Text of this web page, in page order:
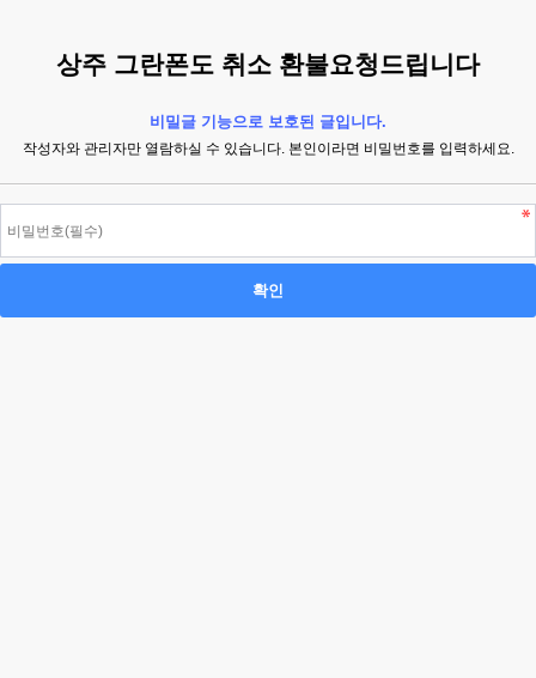
상주 그란폰도 취소 환불요청드립니다
비밀글 기능으로 보호된 글입니다.
작성자와 관리자만 열람하실 수 있습니다. 본인이라면 비밀번호를 입력하세요.